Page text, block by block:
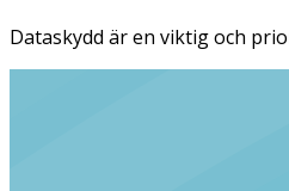
Dataskydd är en viktig och